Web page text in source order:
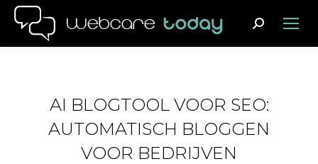
Search:
AI BLOGTOOL VOOR SEO:
AUTOMATISCH BLOGGEN
VOOR BEDRIJVEN